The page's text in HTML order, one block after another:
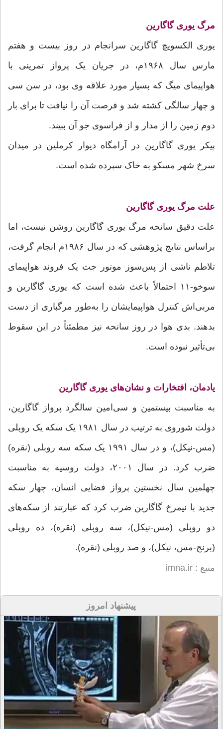
مرگ یوری گاگارین
یوری الکسویچ گاگارین سرانجام در روز بیست و هفتم
مارس سال ۱۹۶۸م، در جریان یک پرواز تمرینی با
هواپیمای میگ که بسیار مورد علاقه‌ وی بود، در سن سی
و چهار سالگی کشته شد و فرصت آن را نیافت تا برای بار
دوم زمین را از مدار و از فراسوی جو آن ببیند.
پیکر یوری گاگارین در آرامگاه دیوار کرملین در میدان
سرخ شهر مسکو به خاک سپرده شده است.
علت مرگ یوری گاگارین
علت دقیق سانحه مرگ یوری گاگارین روشن نیست، اما
براساس نتایج پژوهشی که در سال ۱۹۸۶م انجام گرفت،
تلاطم ناشی از پس‌سوز موتور جت یک فروند هواپیمای
سوخو-۱۱ احتمالاً باعث شده است که یوری گاگارین و
مربی‌اش کنترل هواپیمایشان را به‌طور مرگباری از دست
بدهند. بدی هوا در روز سانحه نیز مطمئناً در این سقوط
بی‌تأثیر نبوده ‌است.
یادمان، افتخارات و نشان‌های یوری گاگارین
به مناسبت بیستمین و سی‌امین سالگرد پرواز گاگارین،
دولت شوروی به ترتیب در سال ۱۹۸۱ یک سکه یک روبلی
(مس-نیکل)، و در سال ۱۹۹۱ یک سکه سه روبلی (نقره)
ضرب کرد. در سال ۲۰۰۱، دولت روسیه به مناسبت
چهلمین سال نخستین پرواز فضایی انسان، چهار سکه
جدید با نیمرخ گاگارین ضرب کرد که عبارتند از سکه‌های
دو روبلی (مس-نیکل)، سه روبلی (نقره)، ده روبلی
(برنج-مس، نیکل)، و صد روبلی (نقره).
منبع : imna.ir
پیشنهاد امروز